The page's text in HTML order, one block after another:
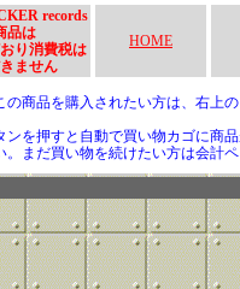
records
品は
り消費税は
ません
HOME
商品を購入されたい方は、右上
ンを押すと自動で買い物カゴに商
。まだ買い物を続けたい方は会計